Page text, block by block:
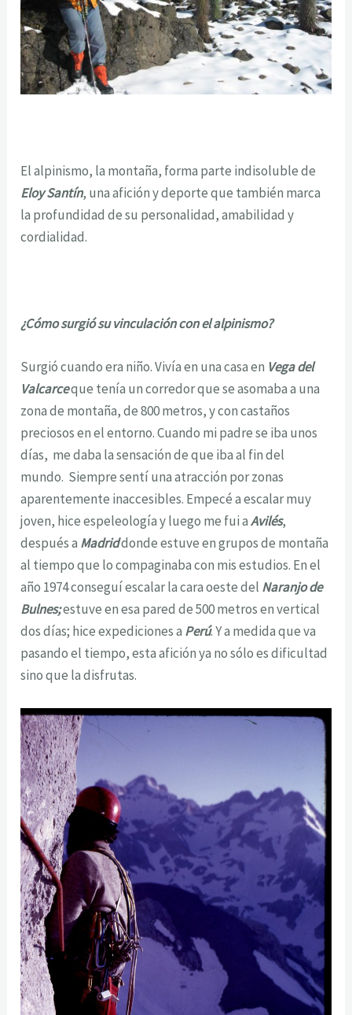
El alpinismo, la montaña, forma parte indisoluble de
Eloy Santín, una afición y deporte que también marca
la profundidad de su personalidad, amabilidad y
cordialidad.
¿Cómo surgió su vinculación con el alpinismo?
Surgió cuando era niño. Vivía en una casa en Vega del
Valcarceque tenía un corredor que se asomaba a una
zona de montaña, de 800 metros, y con castaños
preciosos en el entorno. Cuando mi padre se iba unos
días, me daba la sensación de que iba al fin del
mundo. Siempre sentí una atracción por zonas
aparentemente inaccesibles. Empecé a escalar muy
joven, hice espeleología y luego me fui aAvilés,
después a Madriddonde estuve en grupos de montaña
al tiempo que lo compaginaba con mis estudios. En el
año 1974 conseguí escalar la cara oeste del Naranjo de
Bulnes;estuve en esa pared de 500 metros en vertical
dos días; hice expediciones a Perú. Y a medida que va
pasando el tiempo, esta afición ya no sólo es dificultad
sino que la disfrutas.